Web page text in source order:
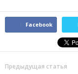
Facebook
Предыдущая статья